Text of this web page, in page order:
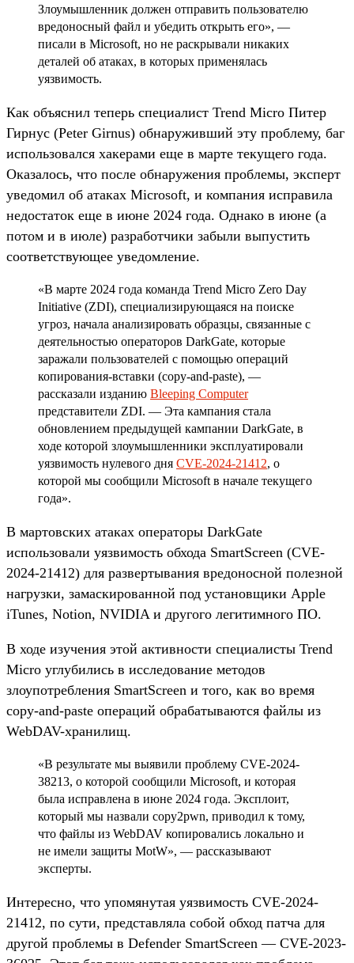
Злоумышленник должен отправить пользователю
вредоносный файл и убедить открыть его», —
писали в Microsoft, но не раскрывали никаких
деталей об атаках, в которых применялась
уязвимость.
Как объяснил теперь специалист Trend Micro Питер
Гирнус (Peter Girnus) обнаруживший эту проблему, баг
использовался хакерами еще в марте текущего года.
Оказалось, что после обнаружения проблемы, эксперт
уведомил об атаках Microsoft, и компания исправила
недостаток еще в июне 2024 года. Однако в июне (а
потом и в июле) разработчики забыли выпустить
соответствующее уведомление.
«В марте 2024 года команда Trend Micro Zero Day
Initiative (ZDI), специализирующаяся на поиске
угроз, начала анализировать образцы, связанные с
деятельностью операторов DarkGate, которые
заражали пользователей с помощью операций
копирования-вставки (copy-and-paste), —
рассказали изданию Bleeping Computer
представители ZDI. — Эта кампания стала
обновлением предыдущей кампании DarkGate, в
ходе которой злоумышленники эксплуатировали
уязвимость нулевого дня CVE-2024-21412, о
которой мы сообщили Microsoft в начале текущего
года».
В мартовских атаках операторы DarkGate
использовали уязвимость обхода SmartScreen (CVE-
2024-21412) для развертывания вредоносной полезной
нагрузки, замаскированной под установщики Apple
iTunes, Notion, NVIDIA и другого легитимного ПО.
В ходе изучения этой активности специалисты Trend
Micro углубились в исследование методов
злоупотребления SmartScreen и того, как во время
copy-and-paste операций обрабатываются файлы из
WebDAV-хранилищ.
«В результате мы выявили проблему CVE-2024-
38213, о которой сообщили Microsoft, и которая
была исправлена в июне 2024 года. Эксплоит,
который мы назвали copy2pwn, приводил к тому,
что файлы из WebDAV копировались локально и
не имели защиты MotW», — рассказывают
эксперты.
Интересно, что упомянутая уязвимость CVE-2024-
21412, по сути, представляла собой обход патча для
другой проблемы в Defender SmartScreen — CVE-2023-